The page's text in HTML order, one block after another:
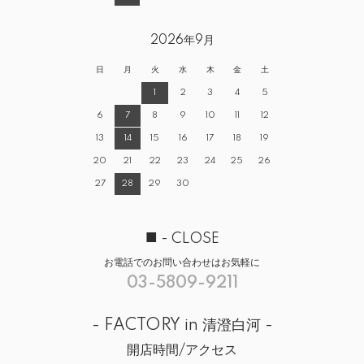
2026年9月
日 月 火 水 木 金 土
1 2 3 4 5
6 7 8 9 10 11 12
13 14 15 16 17 18 19
20 21 22 23 24 25 26
27 28 29 30
■ - CLOSE
お電話でのお問い合わせはお気軽に
03-5809-9211
- FACTORY in 清澄白河 -
開店時間/アクセス